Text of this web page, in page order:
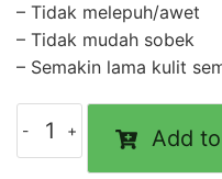
– Tidak melepuh/awet
– Tidak mudah sobek
– Semakin lama kulit
Add